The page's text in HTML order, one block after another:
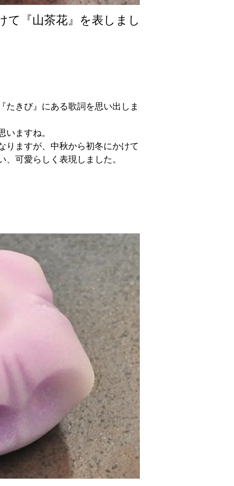
て『山茶花』を表しまし
たきび』にある歌詞を思い出しま
いますね。
りますが、中秋から初冬にかけて
可愛らしく表現しました。